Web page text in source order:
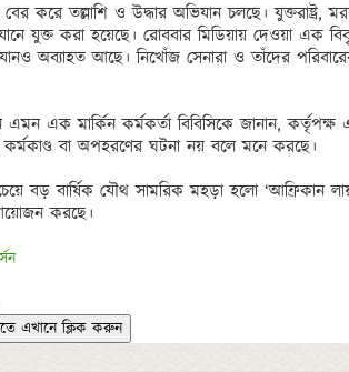
করে তল্লাশি ও উদ্ধার অভিযান চলছে।
যুক্ত করা হয়েছে। রোববার মিডিয়ায় দেওয়া এক
অব্যাহত আছে। নিখোঁজ সেনারা ও তাঁদের
এমন এক মার্কিন কর্মকর্তা বিবিসিকে জানান,
কর্মকাণ্ড বা অপহরণের ঘটনা নয় বলে মনে করছে।
বড় বার্ষিক যৌথ সামরিক মহড়া হলো ‘আফ্রিকান
এখানে ক্লিক করুন